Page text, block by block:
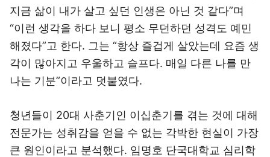
지금 삶이 내가 살고 싶던 인생은 아닌 것 같다”며
“이런 생각을 하다 보니 평소 무던하던 성격도 예민
해졌다”고 한다. 그는 “항상 즐겁게 살았는데 요즘 생
각이 많아지고 우울하고 슬프다. 매일 다른 나를 만
나는 기분”이라고 덧붙였다.
청년들이 20대 사춘기인 이십춘기를 겪는 것에 대해
전문가는 성취감을 얻을 수 없는 각박한 현실이 가장
큰 원인이라고 분석했다. 임명호 단국대학교 심리학